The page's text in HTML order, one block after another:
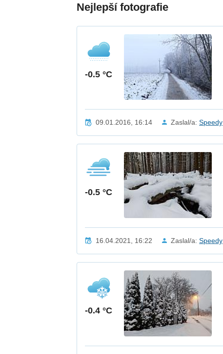
Nejlepší fotografie
-0.5 °C
09.01.2016, 16:14 Zaslal/a:Speedy
-0.5 °C
16.04.2021, 16:22 Zaslal/a:Speedy
-0.4 °C